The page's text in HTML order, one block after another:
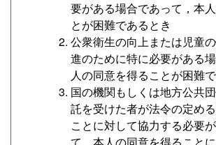
要がある場合であって，本
とが困難であるとき
公衆衛生の向上または児童
進のために特に必要がある
人の同意を得ることが困難
国の機関もしくは地方公共
託を受けた者が法令の定め
ことに対して協力する必要